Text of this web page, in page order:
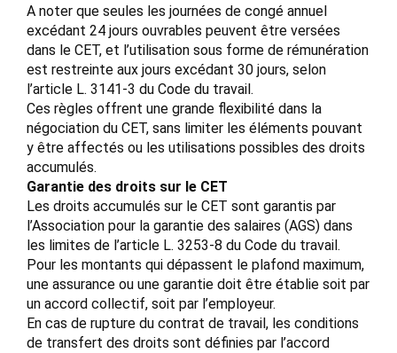
A noter que seules les journées de congé annuel
excédant 24 jours ouvrables peuvent être versées
dans le CET, et l’utilisation sous forme de rémunération
est restreinte aux jours excédant 30 jours, selon
l’article L. 3141-3 du Code du travail.
Ces règles offrent une grande flexibilité dans la
négociation du CET, sans limiter les éléments pouvant
y être affectés ou les utilisations possibles des droits
accumulés.
Garantie des droits sur le CET
Les droits accumulés sur le CET sont garantis par
l’Association pour la garantie des salaires (AGS) dans
les limites de l’article L. 3253-8 du Code du travail.
Pour les montants qui dépassent le plafond maximum,
une assurance ou une garantie doit être établie soit par
un accord collectif, soit par l’employeur.
En cas de rupture du contrat de travail, les conditions
de transfert des droits sont définies par l’accord